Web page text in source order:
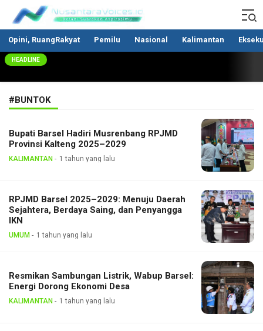
Nusantaravoices.id
Berani Suarakan Aspirasimu
Opini, RuangRakyat Pemilu Nasional Kalimantan
HEADLINE
#BUNTOK
Bupati Barsel Hadiri Musrenbang RPJMD
Provinsi Kalteng 2025–2029
KALIMANTAN 1 tahun yang lalu
RPJMD Barsel 2025–2029: Menuju Daerah
Sejahtera, Berdaya Saing, dan Penyangga
IKN
UMUM 1 tahun yang lalu
Resmikan Sambungan Listrik, Wabup Barsel:
Energi Dorong Ekonomi Desa
KALIMANTAN 1 tahun yang lalu